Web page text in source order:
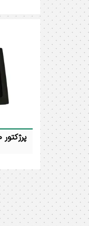
پرژکتور 500 وات SMD ای تی جی 4M